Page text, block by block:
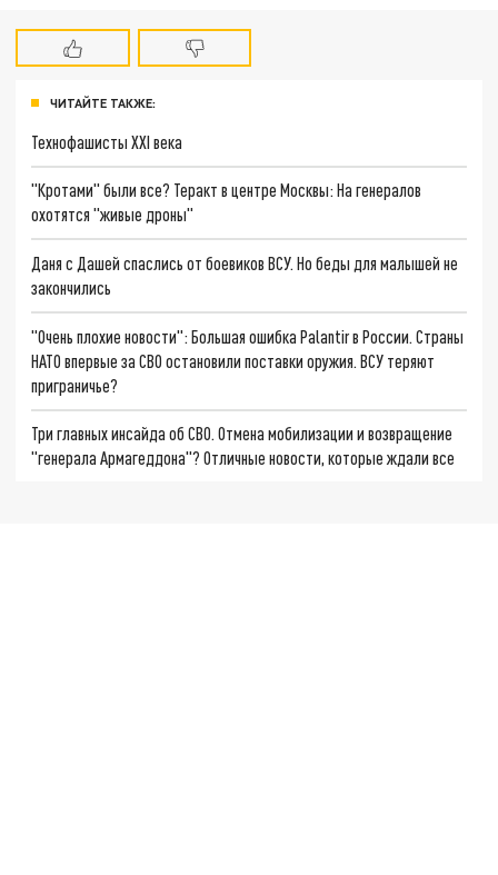
ЧИТАЙТЕ ТАКЖЕ:
Технофашисты XXI века
"Кротами" были все? Теракт в центре Москвы: На генералов
охотятся "живые дроны"
Даня с Дашей спаслись от боевиков ВСУ. Но беды для малышей не
закончились
"Очень плохие новости": Большая ошибка Palantir в России. Страны
НАТО впервые за СВО остановили поставки оружия. ВСУ теряют
приграничье?
Три главных инсайда об СВО. Отмена мобилизации и возвращение
"генерала Армагеддона"? Отличные новости, которые ждали все